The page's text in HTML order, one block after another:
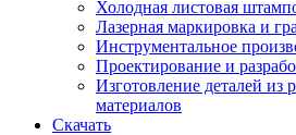
Холодная листовая
Лазерная маркировка и
Инструментальное
Проектирование и
Изготовление деталей из
материалов
Скачать